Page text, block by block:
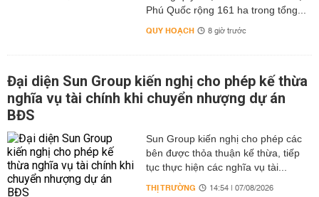
Phú Quốc rộng 161 ha trong tổng...
QUY HOẠCH 8 giờ trước
Đại diện Sun Group kiến nghị cho phép kế thừa
nghĩa vụ tài chính khi chuyển nhượng dự án
BĐS
Sun Group kiến nghị cho phép các
bên được thỏa thuận kế thừa, tiếp
tục thực hiện các nghĩa vụ tài...
THỊ TRƯỜNG 14:54 | 07/08/2026